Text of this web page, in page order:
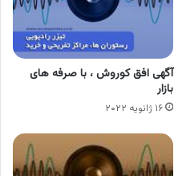
آگهی افق کوروش ، با صرفه های
بازار
۱۶ ژانویه ۲۰۲۲